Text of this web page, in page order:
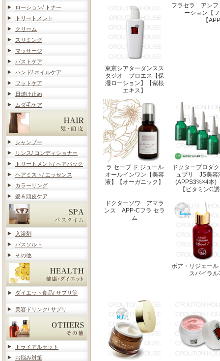
ローション/ トナー
トリートメント
クリーム
スリミング
マッサージ
バストケア
ハンド/ ネイルケア
フットケア
日焼け止め
ムダ毛ケア
シャンプー
リンス/ コンディショナー
トリートメント/ ヘアパック
ヘアミスト/ エッセンス
カラーリング
髪＆頭皮ケア
入浴剤
バスソルト
その他
ダイエット食品/ サプリ等
美容ドリンク/ サプリ
トライアルセット
お悩み対策
東京シアターダンスス
タジオ プロエス【保
湿ローション】【紫根
エキス】
フラセラ アンフ
ーション【
【
ラ セーブ ド ジュール
オールインワン【美容
液】【オーガニック】
ドクタープロダ
ュプリ JS美
(APPS3%×4本)
【ビタミンC
ドクターソワ アマラ
ンス APP-Cフラ セラ
ム
ボア・リジェー
スパイラ